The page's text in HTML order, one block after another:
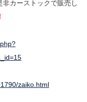
カーストックで販売し
zaiko.html